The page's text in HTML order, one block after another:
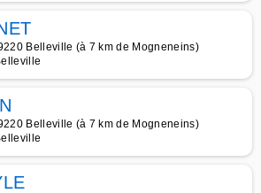
Belleville (à 7 km de Mogneneins)
Belleville (à 7 km de Mogneneins)